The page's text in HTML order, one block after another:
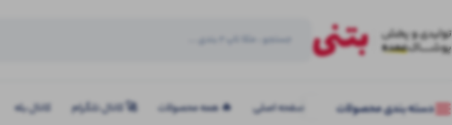
دسته بندی محصولات صفحه اصلی 🔥 همه محصولات 🚀 کانال تلگرام کانال بله